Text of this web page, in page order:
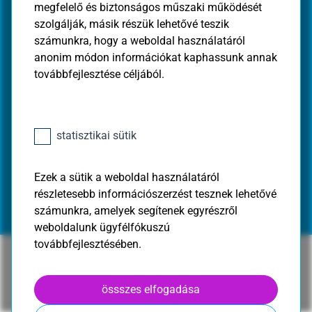
K&H gyógyvarázs jövő gyógyítói díj
gyógyvarázs kisokos rólunk mondták
kövess minket!
megfelelő és biztonságos műszaki működését
szolgálják, másik részük lehetővé teszik
számunkra, hogy a weboldal használatáról
anonim módon információkat kaphassunk annak
továbbfejlesztése céljából.
statisztikai sütik
Ezek a sütik a weboldal használatáról
részletesebb információszerzést tesznek lehetővé
számunkra, amelyek segítenek egyrészről
weboldalunk ügyfélfókuszú
továbbfejlesztésében.
össszes elfogadása